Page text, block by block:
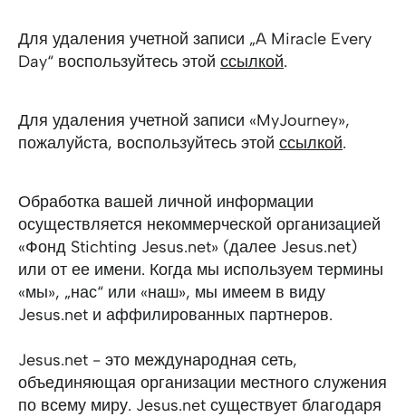
Для удаления учетной записи „A Miracle Every
Day“ воспользуйтесь этой ссылкой.
Для удаления учетной записи «MyJourney»,
пожалуйста, воспользуйтесь этой ссылкой.
Обработка вашей личной информации
осуществляется некоммерческой организацией
«Фонд Stichting Jesus.net» (далее Jesus.net)
или от ее имени. Когда мы используем термины
«мы», „нас“ или «наш», мы имеем в виду
Jesus.net и аффилированных партнеров.
Jesus.net - это международная сеть,
объединяющая организации местного служения
по всему миру. Jesus.net существует благодаря